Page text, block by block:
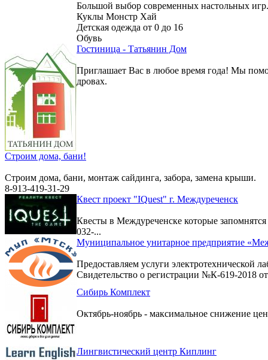
Большой выбор современных настольных игр.
Куклы Монстр Хай
Детская одежда от 0 до 16
Обувь
Гостиница - Татьянин Дом
Приглашает Вас в любое время года! Мы
дровах.
Строим дома, бани!
Строим дома, бани, монтаж сайдинга, забора, замена крыши.
8-913-419-31-29
Квест проект "IQuest" г. Междуреченск
Квесты в Междуреченске которые
032-...
Муниципальное унитарное предприятие
Предоставляем услуги электротехнической
Свидетельство о регистрации №К-619-2018 от
Сибирь Комплект
Октябрь-ноябрь - максимальное снижение
Лингвистический центр Киплинг